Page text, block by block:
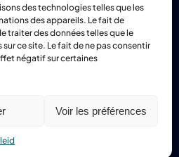
des technologies telles que les
des appareils. Le fait de
traiter des données telles que le
ce site. Le fait de ne pas consentir
négatif sur certaines
Voir les préférences